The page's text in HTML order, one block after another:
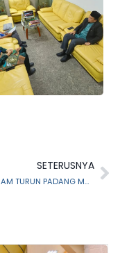
SETERUSNYA
PROGRAM TURUN PADANG MAIS KE PULAU KETAM